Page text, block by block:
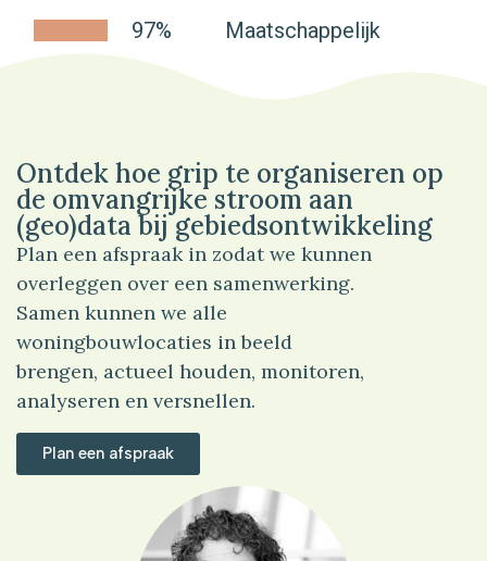
97% Maatschappelijk
Ontdek hoe grip te organiseren op
de omvangrijke stroom aan
(geo)data bij gebiedsontwikkeling
Plan een afspraak in zodat we kunnen
overleggen over een samenwerking.
Samen kunnen we alle
woningbouwlocaties in beeld
brengen, actueel houden, monitoren,
analyseren en versnellen.
Plan een afspraak